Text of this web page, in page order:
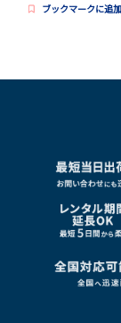
ブックマークに追加